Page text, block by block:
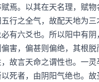
焉。以其在天名理，赋
行之全气，故配天地为
有六爻也。所以阳中有
害，偏甚则偏绝，其根
故言天命之谓性也。一
死者，由阴阳气绝也。